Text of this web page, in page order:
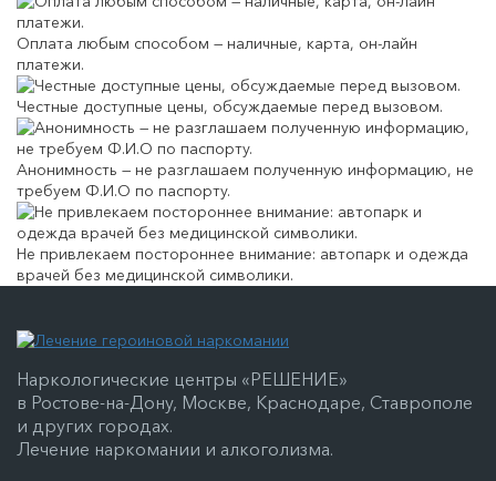
Оплата любым способом — наличные, карта, он-лайн
платежи.
Честные доступные цены, обсуждаемые перед вызовом.
Анонимность — не разглашаем полученную информацию, не
требуем Ф.И.О по паспорту.
Не привлекаем постороннее внимание: автопарк и одежда
врачей без медицинской символики.
Наркологические центры «РЕШЕНИЕ»
в Ростове-на-Дону, Москве, Краснодаре, Ставрополе
и других городах.
Лечение наркомании и алкоголизма.